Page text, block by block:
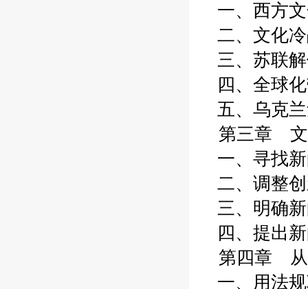
一、西方文
二、文化冷
三、苏联解
四、全球化
五、乌克兰
第三章 文
一、寻找新
二、调整
三、明确
四、提出新
第四章 从
一、用法规